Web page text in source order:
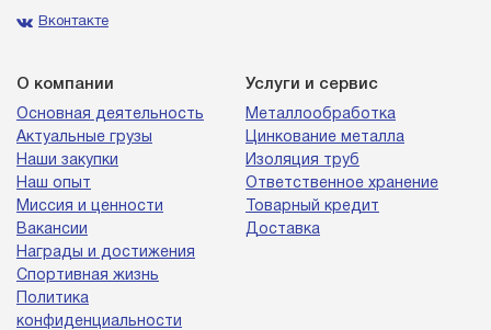
Вконтакте
О компании
Основная деятельность
Актуальные грузы
Наши закупки
Наш опыт
Миссия и ценности
Вакансии
Награды и достижения
Спортивная жизнь
Политика
конфиденциальности
Услуги и сервис
Металлообработка
Цинкование металла
Изоляция труб
Ответственное хранение
Товарный кредит
Доставка